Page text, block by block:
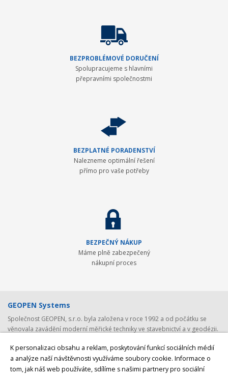
K personalizaci obsahu a reklam, poskytování funkcí sociálních médií
a analýze naší návštěvnosti využíváme soubory cookie. Informace o
tom, jak náš web používáte, sdílíme s našimi partnery pro sociální
BEZPROBLÉMOVÉ DORUČENÍ
Spolupracujeme s hlavními
přepravními společnostmi
BEZPLATNÉ PORADENSTVÍ
Nalezneme optimální řešení
přímo pro vaše potřeby
BEZPEČNÝ NÁKUP
Máme plně zabezpečený
nákupní proces
GEOPEN Systems
Společnost GEOPEN, s.r.o. byla založena v roce 1992 a od počátku se
věnovala zavádění moderní měřické techniky ve stavebnictví a v geodézii.
přední japonský výrobce (nejen) geodetické techniky. Postupem času byla
nabídka rozšířena o spolehlivá laserová zařízení Laser Alignment a
Mikrofyn. S rozvojem satelitních systémů jsme v roce 2008 navázali